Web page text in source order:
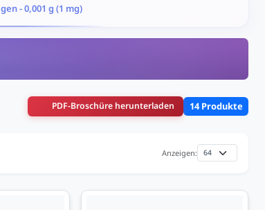
- 0,001 g (1 mg)
PDF-Broschüre herunterladen 14 Produkte
Anzeigen: